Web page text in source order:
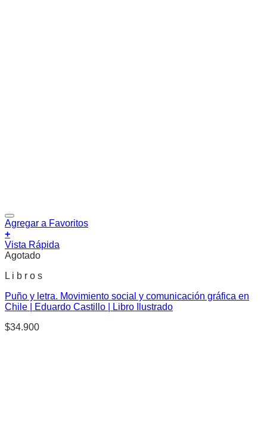
Agregar a Favoritos
+
Vista Rápida
Agotado
L i b r o s
Puño y letra. Movimiento social y comunicación gráfica en
Chile | Eduardo Castillo | Libro Ilustrado
$34.900